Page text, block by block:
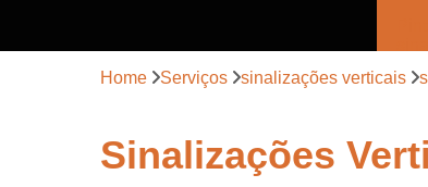
Home Serviços sinalizações verticais
Sinalizações